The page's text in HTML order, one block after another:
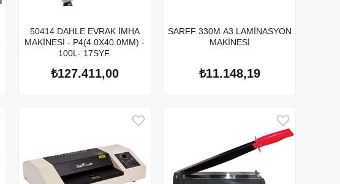
50414 DAHLE EVRAK İMHA
MAKİNESİ - P4(4.0X40.0MM) -
100L- 17SYF.
₺127.411,00
SARFF 330M A3 LAMİNASYON
MAKİNESİ
₺11.148,19